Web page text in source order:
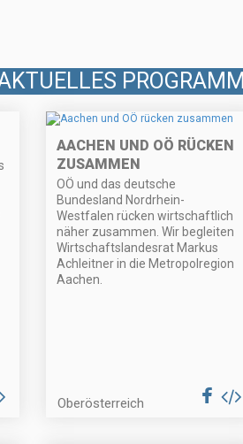
PROGRAMM
AACHEN UND OÖ RÜCKEN
ZUSAMMEN
OÖ und das deutsche
Bundesland Nordrhein-
Westfalen rücken wirtschaftlich
näher zusammen. Wir begleiten
Wirtschaftslandesrat Markus
Achleitner in die Metropolregion
Aachen.
Oberösterreich